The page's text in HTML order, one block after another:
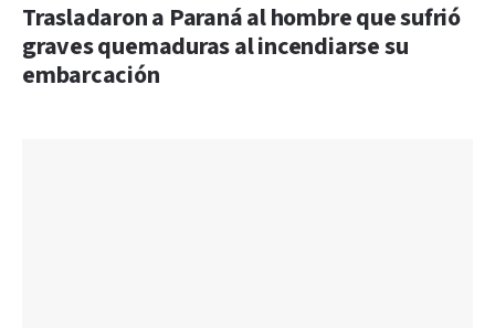
Trasladaron a Paraná al hombre que sufrió
graves quemaduras al incendiarse su
embarcación